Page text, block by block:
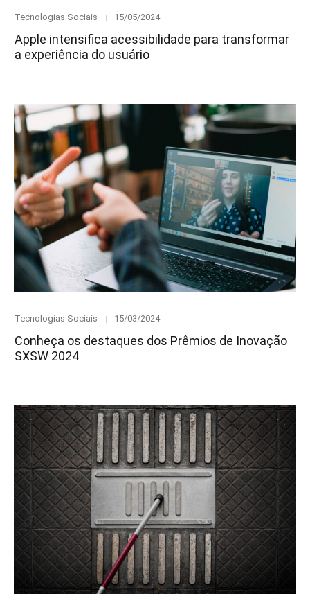
Category
Tecnologias Sociais
Posted
15/05/2024
Apple intensifica acessibilidade para transformar
a experiência do usuário
Category
Tecnologias Sociais
Posted
15/03/2024
Conheça os destaques dos Prêmios de Inovação
SXSW 2024